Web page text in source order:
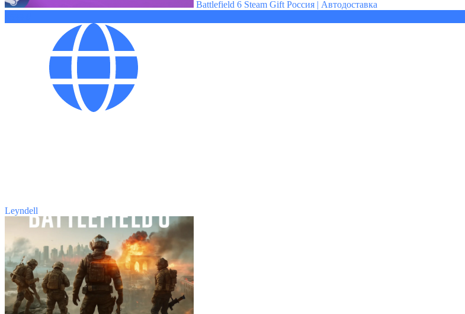
Battlefield 6 Steam Gift Россия | Автодоставка
Leyndell